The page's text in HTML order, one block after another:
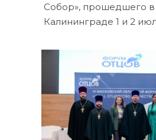
Собор», прошедшего в
Калининграде 1 и 2